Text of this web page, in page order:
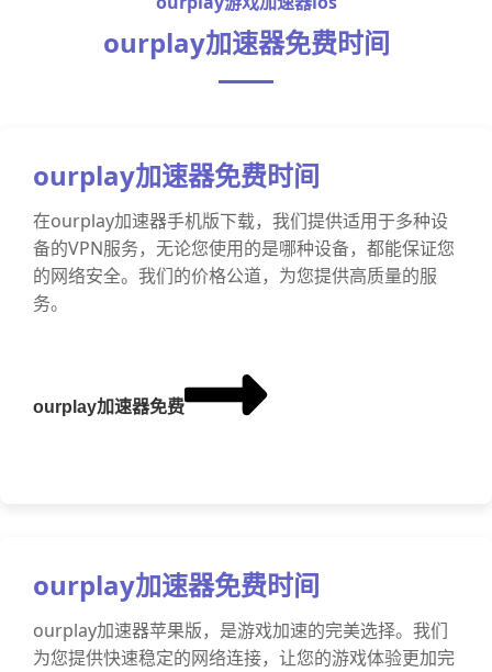
ourplay加速器免费时间
ourplay加速器免费时间
在ourplay加速器手机版下载，我们提供适用于多种设
备的VPN服务，无论您使用的是哪种设备，都能保证您
的网络安全。我们的价格公道，为您提供高质量的服
务。
ourplay加速器免费
ourplay加速器免费时间
ourplay加速器苹果版，是游戏加速的完美选择。我们
为您提供快速稳定的网络连接，让您的游戏体验更加完